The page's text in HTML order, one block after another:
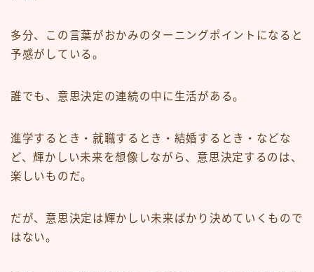
多分、この言葉がおかみのターニングポイントになると
予感がしている。
誰でも、意思決定の連続の中に生活がある。
進学するとき・就職するとき・結婚するとき・などな
ど、輝かしい未来を想像しながら、意思決定するのは、
楽しいものだ。
だが、意思決定は輝かしい未来ばかり決めていくもので
はない。